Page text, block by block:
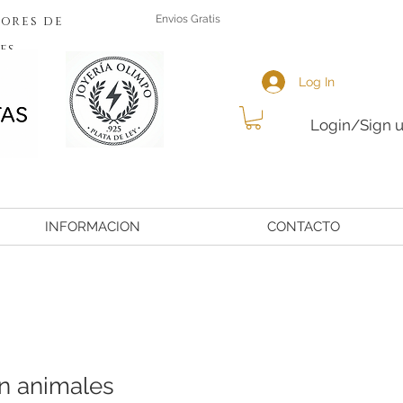
de
Envios Gratis
Login/Sign
Log In
INFORMACION CONTACTO
animales